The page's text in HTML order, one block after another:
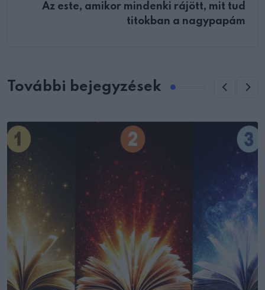
Az este, amikor mindenki rájött, mit tud
titokban a nagypapám
További bejegyzések